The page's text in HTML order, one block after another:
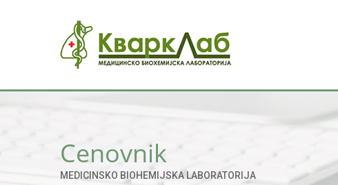
Cenovnik
MEDICINSKO BIOHEMIJSKA LABORATORIJA